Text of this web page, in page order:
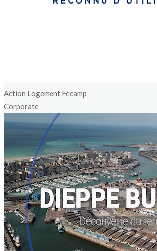
Action Logement Fécamp
Corporate